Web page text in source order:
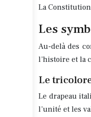
La
Les
Au-delà des
l’histoire et la
Le
Le drapeau
l’unité et les